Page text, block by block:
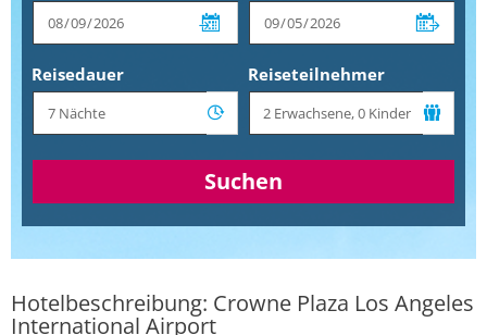
Reisedauer Reiseteilnehmer
Suchen
Hotelbeschreibung: Crowne Plaza Los Angeles
International Airport